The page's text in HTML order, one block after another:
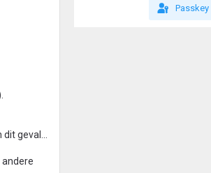
geval...
Passkey